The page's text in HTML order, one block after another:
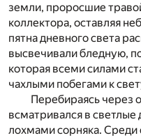
земли, проросшие
коллектора, оставляя
пятна дневного света
высвечивали бледную,
которая всеми силами
чахлыми побегами к
Перебираясь через
всматривался в
лохмами сорняка. Среди